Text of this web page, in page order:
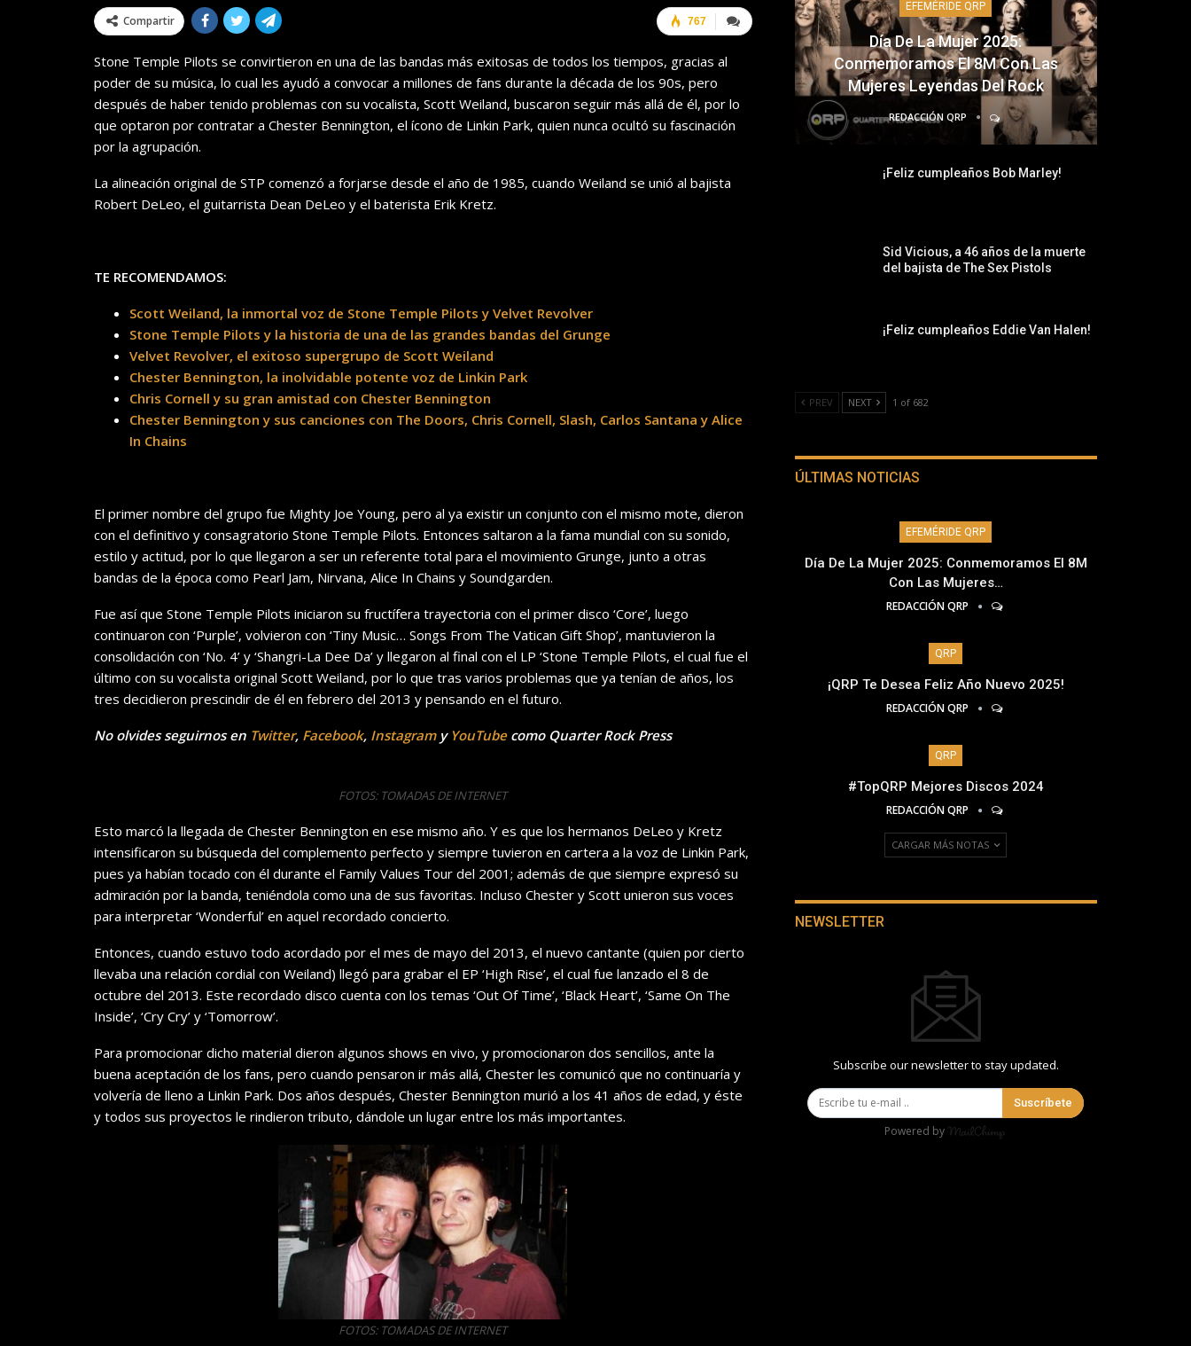
767
Compartir
Stone Temple Pilots se convirtieron en una de las bandas más exitosas de todos los tiempos, gracias al
poder de su música, lo cual les ayudó a convocar a millones de fans durante la década de los 90s, pero
después de haber tenido problemas con su vocalista, Scott Weiland, buscaron seguir más allá de él, por lo
que optaron por contratar a Chester Bennington, el ícono de Linkin Park, quien nunca ocultó su fascinación
por la agrupación.
La alineación original de STP comenzó a forjarse desde el año de 1985, cuando Weiland se unió al bajista
Robert DeLeo, el guitarrista Dean DeLeo y el baterista Erik Kretz.
TE RECOMENDAMOS:
Scott Weiland, la inmortal voz de Stone Temple Pilots y Velvet Revolver
Stone Temple Pilots y la historia de una de las grandes bandas del Grunge
Velvet Revolver, el exitoso supergrupo de Scott Weiland
Chester Bennington, la inolvidable potente voz de Linkin Park
Chris Cornell y su gran amistad con Chester Bennington
Chester Bennington y sus canciones con The Doors, Chris Cornell, Slash, Carlos Santana y Alice
In Chains
El primer nombre del grupo fue Mighty Joe Young, pero al ya existir un conjunto con el mismo mote, dieron
con el definitivo y consagratorio Stone Temple Pilots. Entonces saltaron a la fama mundial con su sonido,
estilo y actitud, por lo que llegaron a ser un referente total para el movimiento Grunge, junto a otras
bandas de la época como Pearl Jam, Nirvana, Alice In Chains y Soundgarden.
Fue así que Stone Temple Pilots iniciaron su fructífera trayectoria con el primer disco ‘Core’, luego
continuaron con ‘Purple’, volvieron con ‘Tiny Music… Songs From The Vatican Gift Shop’, mantuvieron la
consolidación con ‘No. 4’ y ‘Shangri-La Dee Da’ y llegaron al final con el LP ‘Stone Temple Pilots, el cual fue el
último con su vocalista original Scott Weiland, por lo que tras varios problemas que ya tenían de años, los
tres decidieron prescindir de él en febrero del 2013 y pensando en el futuro.
No olvides seguirnos en Twitter, Facebook, Instagramy YouTubecomo Quarter Rock Press
FOTOS: TOMADAS DE INTERNET
Esto marcó la llegada de Chester Bennington en ese mismo año. Y es que los hermanos DeLeo y Kretz
intensificaron su búsqueda del complemento perfecto y siempre tuvieron en cartera a la voz de Linkin Park,
pues ya habían tocado con él durante el Family Values Tour del 2001; además de que siempre expresó su
admiración por la banda, teniéndola como una de sus favoritas. Incluso Chester y Scott unieron sus voces
para interpretar ‘Wonderful’ en aquel recordado concierto.
Entonces, cuando estuvo todo acordado por el mes de mayo del 2013, el nuevo cantante (quien por cierto
llevaba una relación cordial con Weiland) llegó para grabar el EP ‘High Rise’, el cual fue lanzado el 8 de
octubre del 2013. Este recordado disco cuenta con los temas ‘Out Of Time’, ‘Black Heart’, ‘Same On The
Inside’, ‘Cry Cry’ y ‘Tomorrow’.
Para promocionar dicho material dieron algunos shows en vivo, y promocionaron dos sencillos, ante la
buena aceptación de los fans, pero cuando pensaron ir más allá, Chester les comunicó que no continuaría y
volvería de lleno a Linkin Park. Dos años después, Chester Bennington murió a los 41 años de edad, y éste
y todos sus proyectos le rindieron tributo, dándole un lugar entre los más importantes.
FOTOS: TOMADAS DE INTERNET
EFEMÉRIDE QRP
Día De La Mujer 2025:
Conmemoramos El 8M Con Las
Mujeres Leyendas Del Rock
REDACCIÓN QRP
¡Feliz cumpleaños Bob Marley!
Sid Vicious, a 46 años de la muerte
del bajista de The Sex Pistols
¡Feliz cumpleaños Eddie Van Halen!
PREV NEXT 1 of 682
ÚLTIMAS NOTICIAS
EFEMÉRIDE QRP
Día De La Mujer 2025: Conmemoramos El 8M
Con Las Mujeres…
REDACCIÓN QRP
QRP
¡QRP Te Desea Feliz Año Nuevo 2025!
REDACCIÓN QRP
QRP
#TopQRP Mejores Discos 2024
REDACCIÓN QRP
CARGAR MÁS NOTAS
NEWSLETTER
Subscribe our newsletter to stay updated.
Suscríbete
Powered by